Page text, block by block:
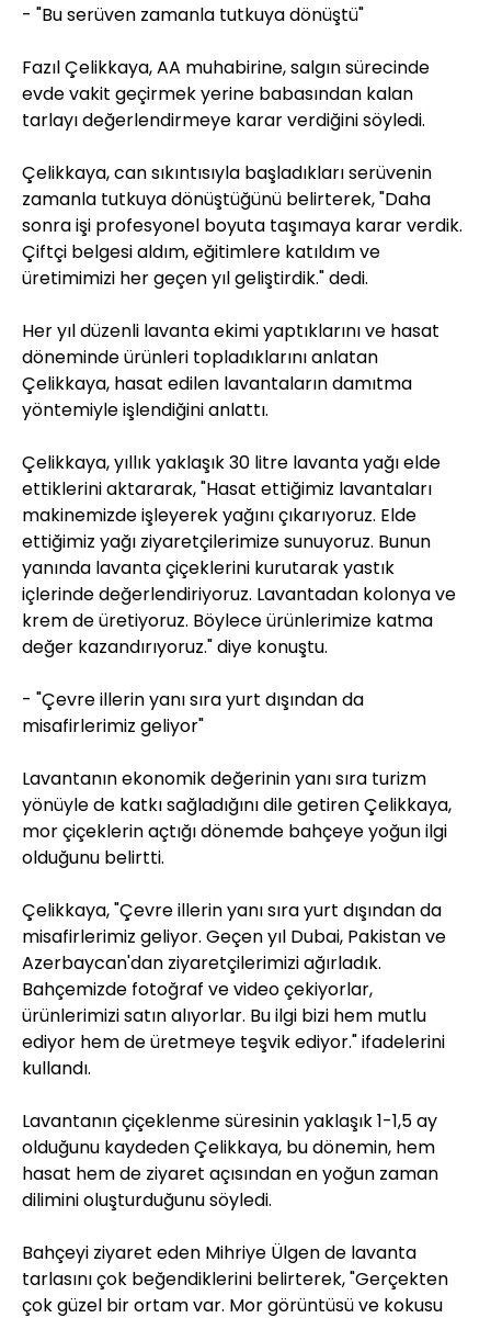
- "Bu serüven zamanla tutkuya dönüştü"
Fazıl Çelikkaya, AA muhabirine, salgın sürecinde
evde vakit geçirmek yerine babasından kalan
tarlayı değerlendirmeye karar verdiğini söyledi.
Çelikkaya, can sıkıntısıyla başladıkları serüvenin
zamanla tutkuya dönüştüğünü belirterek, "Daha
sonra işi profesyonel boyuta taşımaya karar verdik.
Çiftçi belgesi aldım, eğitimlere katıldım ve
üretimimizi her geçen yıl geliştirdik." dedi.
Her yıl düzenli lavanta ekimi yaptıklarını ve hasat
döneminde ürünleri topladıklarını anlatan
Çelikkaya, hasat edilen lavantaların damıtma
yöntemiyle işlendiğini anlattı.
Çelikkaya, yıllık yaklaşık 30 litre lavanta yağı elde
ettiklerini aktararak, "Hasat ettiğimiz lavantaları
makinemizde işleyerek yağını çıkarıyoruz. Elde
ettiğimiz yağı ziyaretçilerimize sunuyoruz. Bunun
yanında lavanta çiçeklerini kurutarak yastık
içlerinde değerlendiriyoruz. Lavantadan kolonya ve
krem de üretiyoruz. Böylece ürünlerimize katma
değer kazandırıyoruz." diye konuştu.
- "Çevre illerin yanı sıra yurt dışından da
misafirlerimiz geliyor"
Lavantanın ekonomik değerinin yanı sıra turizm
yönüyle de katkı sağladığını dile getiren Çelikkaya,
mor çiçeklerin açtığı dönemde bahçeye yoğun ilgi
olduğunu belirtti.
Çelikkaya, "Çevre illerin yanı sıra yurt dışından da
misafirlerimiz geliyor. Geçen yıl Dubai, Pakistan ve
Azerbaycan'dan ziyaretçilerimizi ağırladık.
Bahçemizde fotoğraf ve video çekiyorlar,
ürünlerimizi satın alıyorlar. Bu ilgi bizi hem mutlu
ediyor hem de üretmeye teşvik ediyor." ifadelerini
kullandı.
Lavantanın çiçeklenme süresinin yaklaşık 1-1,5 ay
olduğunu kaydeden Çelikkaya, bu dönemin, hem
hasat hem de ziyaret açısından en yoğun zaman
dilimini oluşturduğunu söyledi.
Bahçeyi ziyaret eden Mihriye Ülgen de lavanta
tarlasını çok beğendiklerini belirterek, "Gerçekten
çok güzel bir ortam var. Mor görüntüsü ve kokusu